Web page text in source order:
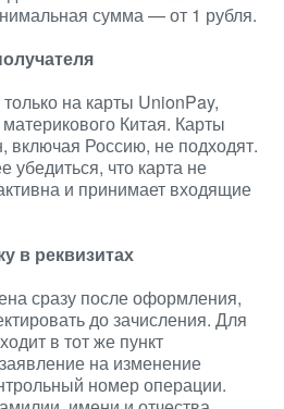
сумма — от 1 рубля.
на карты UnionPay,
Китая. Карты
включая Россию, не подходят.
убедиться, что карта не
и принимает входящие
в реквизитах
сразу после оформления,
до зачисления. Для
в тот же пункт
на изменение
номер операции.